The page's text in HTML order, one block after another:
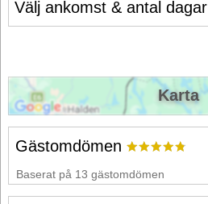
Välj ankomst & antal dagar
Gästomdömen
Baserat på 13 gästomdömen
Karta